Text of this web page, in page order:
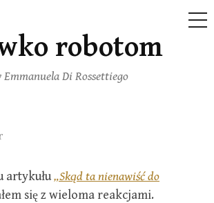
robotom
Di Rossettiego
artykułu„Skąd ta nienawiść do
się z wieloma reakcjami.